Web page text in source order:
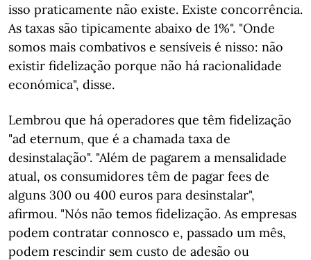
isso praticamente não existe. Existe concorrência.
As taxas são tipicamente abaixo de 1%". "Onde
somos mais combativos e sensíveis é nisso: não
existir fidelização porque não há racionalidade
económica", disse.
Lembrou que há operadores que têm fidelização
"ad eternum, que é a chamada taxa de
desinstalação". "Além de pagarem a mensalidade
atual, os consumidores têm de pagar fees de
alguns 300 ou 400 euros para desinstalar",
afirmou. "Nós não temos fidelização. As empresas
podem contratar connosco e, passado um mês,
podem rescindir sem custo de adesão ou